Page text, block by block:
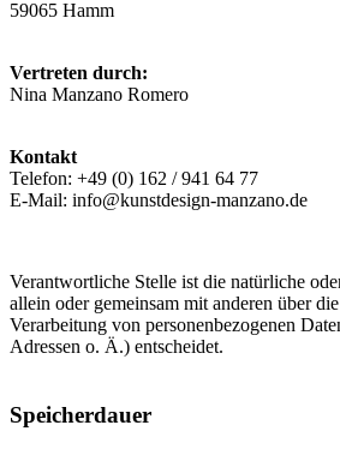
59065 Hamm
Vertreten durch:
Nina Manzano Romero
Kontakt
Telefon: +49 (0) 162 / 941 64 77
E-Mail: info@kunstdesign-manzano.de
Verantwortliche Stelle ist die natürliche
allein oder gemeinsam mit anderen über
Verarbeitung von personenbezogenen
Adressen o. Ä.) entscheidet.
Speicherdauer